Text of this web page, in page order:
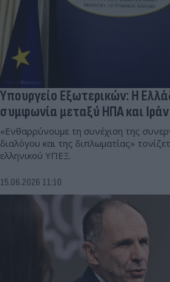
Υπουργείο Εξωτερικών: Η
συμφωνία μεταξύ ΗΠΑ και Ιράν
«Ενθαρρύνουμε τη συνέχιση της
διαλόγου και της διπλωματίας»
ελληνικού ΥΠΕΞ.
15.06.2026 11:10